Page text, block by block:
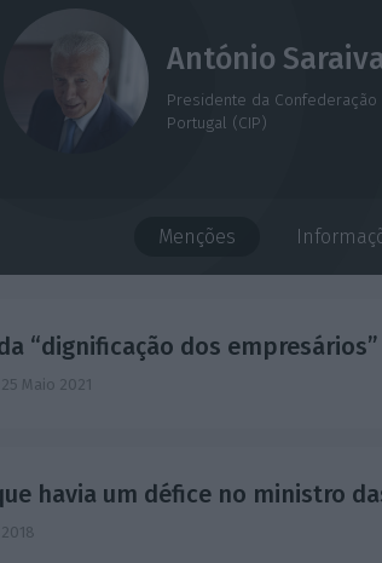
António
Presidente da
Portugal (CIP)
Menções
“dignificação dos
25 Maio 2021
havia um défice no ministro